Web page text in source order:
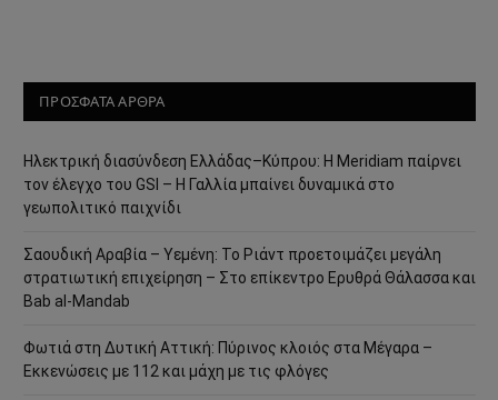
ΠΡΟΣΦΑΤΑ ΑΡΘΡΑ
Ηλεκτρική διασύνδεση Ελλάδας–Κύπρου: Η Meridiam παίρνει
τον έλεγχο του GSI – Η Γαλλία μπαίνει δυναμικά στο
γεωπολιτικό παιχνίδι
Σαουδική Αραβία – Υεμένη: Το Ριάντ προετοιμάζει μεγάλη
στρατιωτική επιχείρηση – Στο επίκεντρο Ερυθρά Θάλασσα και
Bab al-Mandab
Φωτιά στη Δυτική Αττική: Πύρινος κλοιός στα Μέγαρα –
Εκκενώσεις με 112 και μάχη με τις φλόγες